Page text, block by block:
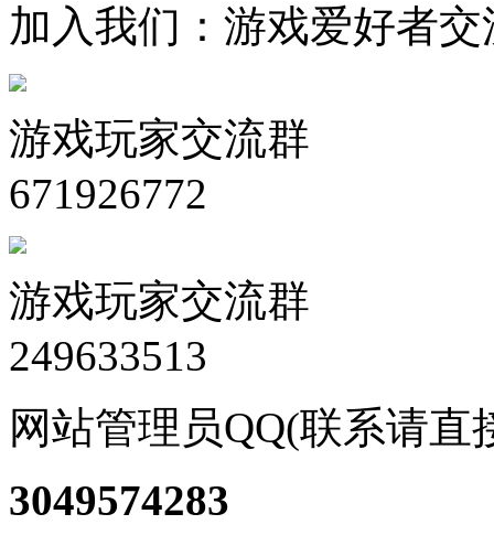
加入我们：游戏爱好者交
游戏玩家交流群
671926772
游戏玩家交流群
249633513
网站管理员QQ(联系请直
3049574283